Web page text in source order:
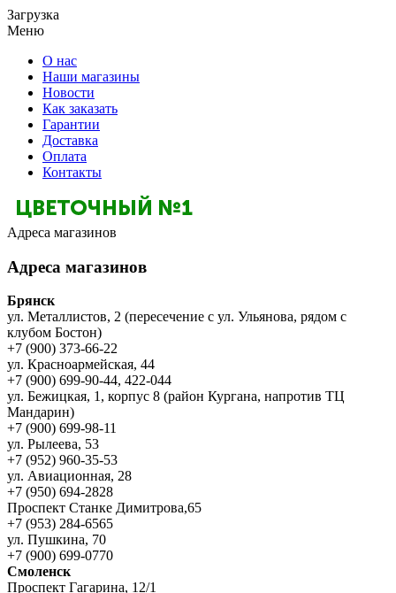
Загрузка
Меню
О нас
Наши магазины
Новости
Как заказать
Гарантии
Доставка
Оплата
Контакты
Адреса магазинов
Адреса магазинов
Брянск
ул. Металлистов, 2 (пересечение с ул. Ульянова, рядом с
клубом Бостон)
+7 (900) 373-66-22
ул. Красноармейская, 44
+7 (900) 699-90-44, 422-044
ул. Бежицкая, 1, корпус 8 (район Кургана, напротив ТЦ
Мандарин)
+7 (900) 699-98-11
ул. Рылеева, 53
+7 (952) 960-35-53
ул. Авиационная, 28
+7 (950) 694-2828
Проспект Станке Димитрова,65
+7 (953) 284-6565
ул. Пушкина, 70
+7 (900) 699-0770
Смоленск
Проспект Гагарина, 12/1